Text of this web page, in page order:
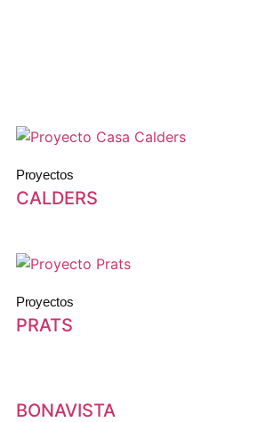
Proyectos
CALDERS
Proyectos
PRATS
BONAVISTA